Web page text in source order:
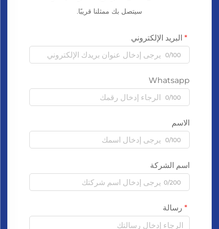
سيتصل بك ممثلنا قريبًا.
البريد الإلكتروني
0/100
Whatsapp
0/100
الاسم
0/100
اسم الشركة
0/200
رسالة